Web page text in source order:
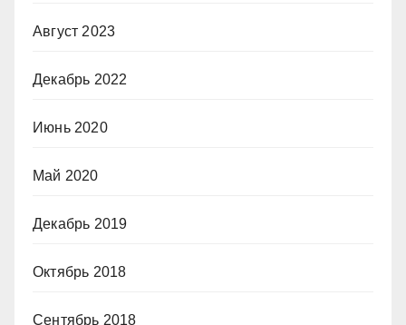
Август 2023
Декабрь 2022
Июнь 2020
Май 2020
Декабрь 2019
Октябрь 2018
Сентябрь 2018